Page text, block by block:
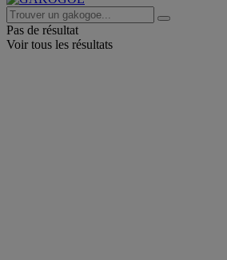
Pas de résultat
Voir tous les résultats